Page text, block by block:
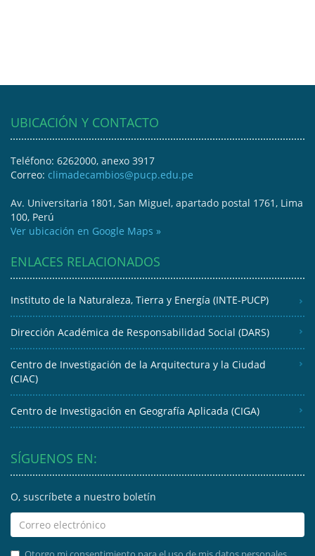
UBICACIÓN Y CONTACTO
Teléfono: 6262000, anexo 3917
Correo: climadecambios@pucp.edu.pe
Av. Universitaria 1801, San Miguel, apartado postal 1761, Lima
100, Perú
Ver ubicación en Google Maps »
ENLACES RELACIONADOS
Instituto de la Naturaleza, Tierra y Energía (INTE-PUCP)
Dirección Académica de Responsabilidad Social (DARS)
Centro de Investigación de la Arquitectura y la Ciudad
(CIAC)
Centro de Investigación en Geografía Aplicada (CIGA)
SÍGUENOS EN:
O, suscríbete a nuestro boletín